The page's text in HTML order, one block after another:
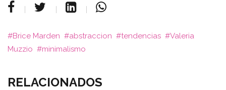
Brice Marden abstraccion tendencias
Valeria
Muzzio
minimalismo
RELACIONADOS